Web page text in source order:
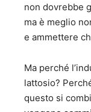
non dovrebbe
ma è meglio
e ammettere
Ma perché
lattosio?
questo si